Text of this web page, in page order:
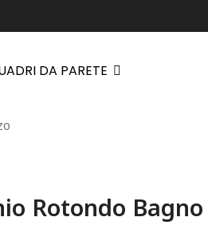
DA PARETE
Rotondo